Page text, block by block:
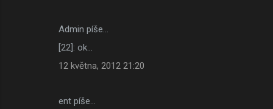
Admin píše…
[22]: ok...
12 května, 2012 21:20
ent píše…